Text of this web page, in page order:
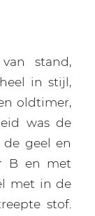
stand,
in stijl,
oldtimer,
was de
geel en
B en met
met in de
stof.